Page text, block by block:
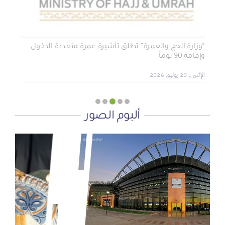
“وزارة الحج والعمرة” تطلق تأشيرة عمرة متعددة الدخول
وإقامة 90 يوماً
الإثنين, 20 يوليو, 2026
ألبوم الصور